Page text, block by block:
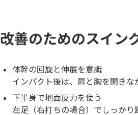
改善のためのスイン
体幹の回旋と伸展を意識
インパクト後は、肩と胸を開きな
下半身で地面反力を使う
左足（右打ちの場合）でしっかり